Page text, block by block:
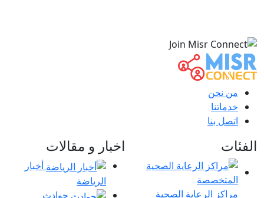
من نحن
خدماتنا
اتصل بنا
الفئات
مراكز الرعاية الصحية
اخبار و مقالات
أخبار
الرياضة
حوادث